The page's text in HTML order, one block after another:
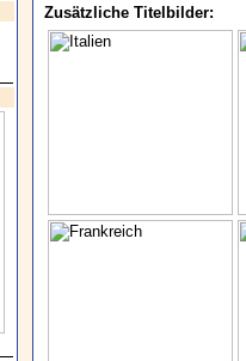
Zusätzliche Titelbilder: